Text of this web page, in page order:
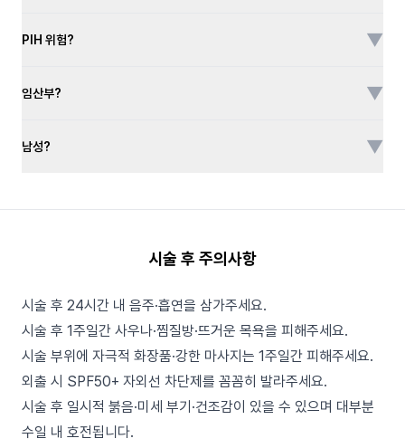
PIH 위험? ▼
임산부? ▼
남성? ▼
시술 후 주의사항
시술 후 24시간 내 음주·흡연을 삼가주세요.
시술 후 1주일간 사우나·찜질방·뜨거운 목욕을 피해주세요.
시술 부위에 자극적 화장품·강한 마사지는 1주일간 피해주세요.
외출 시 SPF50+ 자외선 차단제를 꼼꼼히 발라주세요.
시술 후 일시적 붉음·미세 부기·건조감이 있을 수 있으며 대부분
수일 내 호전됩니다.